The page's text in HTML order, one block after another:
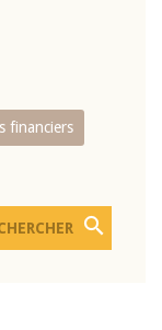
financiers